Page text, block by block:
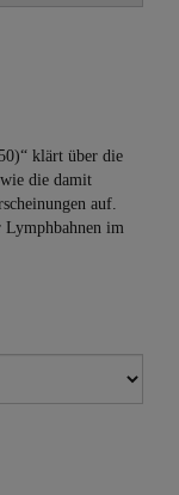
klärt über die
die damit
auf.
im